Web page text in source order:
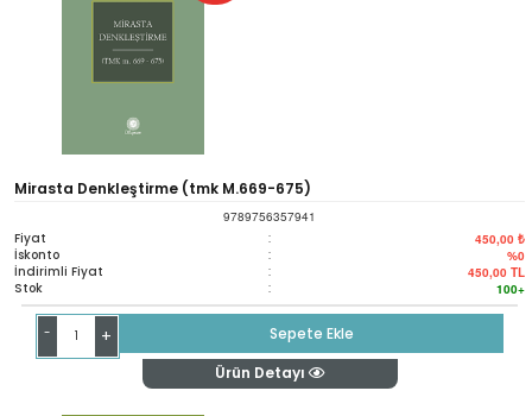
Mirasta Denkleştirme (tmk M.669-675)
9789756357941
Fiyat : 450,00 ₺
İskonto : %0
İndirimli Fiyat : 450,00 TL
Stok : 100+
- +
Sepete Ekle
Ürün Detayı